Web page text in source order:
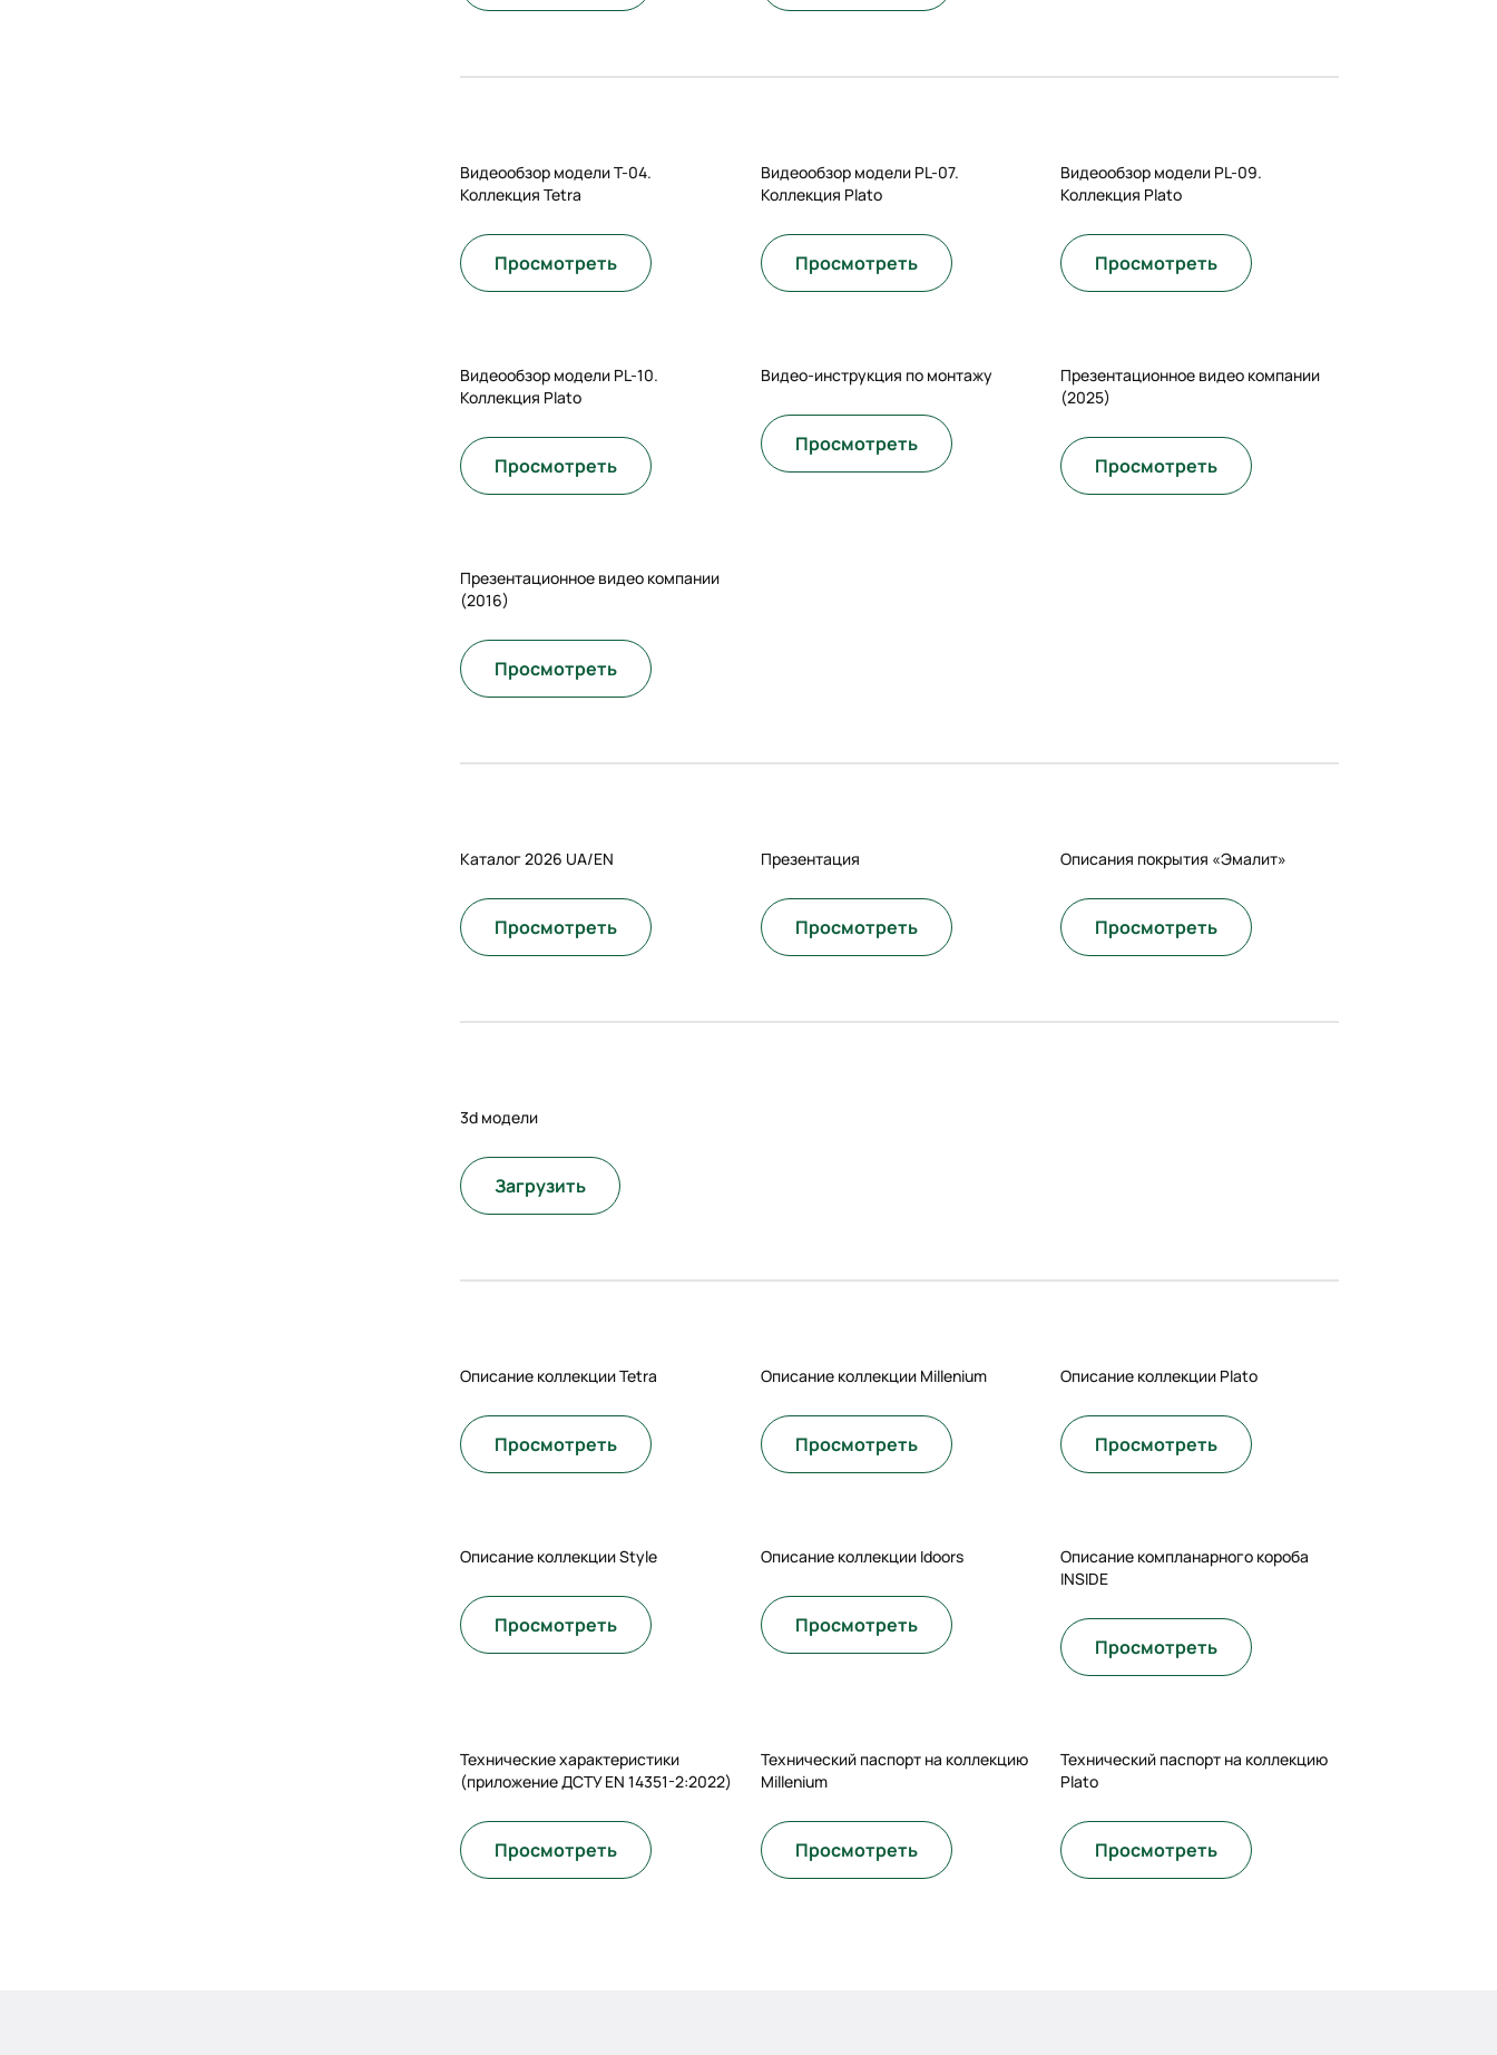
Видеообзор модели T-04.
Коллекция Tetra
Просмотреть
Видеообзор модели PL-07.
Коллекция Plato
Просмотреть
Видеообзор модели PL-09.
Коллекция Plato
Просмотреть
Видеообзор модели PL-10.
Коллекция Plato
Просмотреть
Видео-инструкция по монтажу
Просмотреть
Презентационное видео компании
(2025)
Просмотреть
Презентационное видео компании
(2016)
Просмотреть
Каталог 2026 UA/EN
Просмотреть
Презентация
Просмотреть
Описания покрытия «Эмалит»
Просмотреть
3d модели
Загрузить
Описание коллекции Tetra
Просмотреть
Описание коллекции Millenium
Просмотреть
Описание коллекции Plato
Просмотреть
Описание коллекции Style
Просмотреть
Описание коллекции Idoors
Просмотреть
Описание компланарного короба
INSIDE
Просмотреть
Технические характеристики
(приложение ДСТУ EN 14351-2:2022)
Просмотреть
Технический паспорт на коллекцию
Millenium
Просмотреть
Технический паспорт на коллекцию
Plato
Просмотреть